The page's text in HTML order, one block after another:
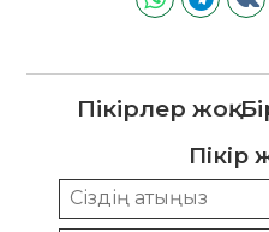
Пікірлер жоқ.
Пікір